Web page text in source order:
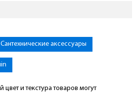
Сантехнические аксессуары
и текстура товаров могут